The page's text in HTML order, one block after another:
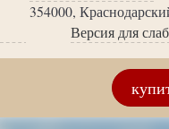
354000,
Версия для